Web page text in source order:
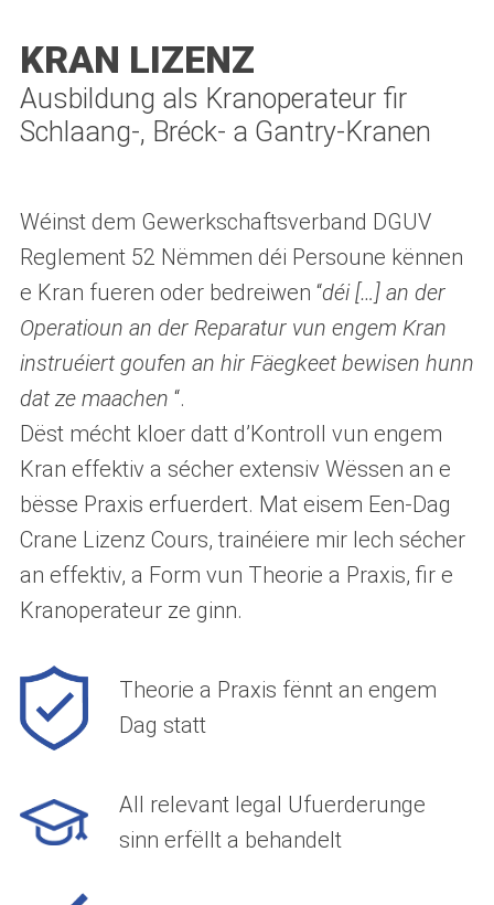
Ausbildung als Kranoperateur fir
Schlaang-, Bréck- a Gantry-Kranen
KRAN LIZENZ
Wéinst dem Gewerkschaftsverband DGUV
Reglement 52 Nëmmen déi Persoune kënnen
e Kran fueren oder bedreiwen “déi […] an der
Operatioun an der Reparatur vun engem Kran
instruéiert goufen an hir Fäegkeet bewisen hunn
dat ze maachen “.
Dëst mécht kloer datt d’Kontroll vun engem
Kran effektiv a sécher extensiv Wëssen an e
bësse Praxis erfuerdert. Mat eisem Een-Dag
Crane Lizenz Cours, trainéiere mir Iech sécher
an effektiv, a Form vun Theorie a Praxis, fir e
Kranoperateur ze ginn.
Theorie a Praxis fënnt an engem
Dag statt
All relevant legal Ufuerderunge
sinn erfëllt a behandelt